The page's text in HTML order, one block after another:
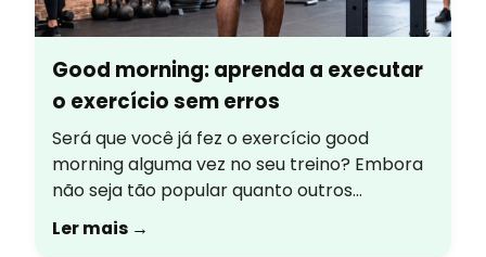
Good morning: aprenda a executar
o exercício sem erros
Será que você já fez o exercício good
morning alguma vez no seu treino? Embora
não seja tão popular quanto outros
movimentos de fortalecimento, ele é um
excelente aliado para fortalecer toda a
Ler mais →